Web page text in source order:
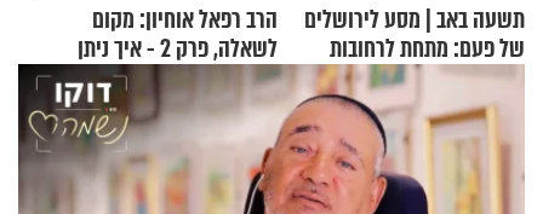
תשעה באב | מסע לירושלים
של פעם: מתחת לרחובות
ירושלים
הרב רפאל אוחיון: מקום
לשאלה, פרק 2 - איך ניתן
להוכיח שהתורה משמיים?